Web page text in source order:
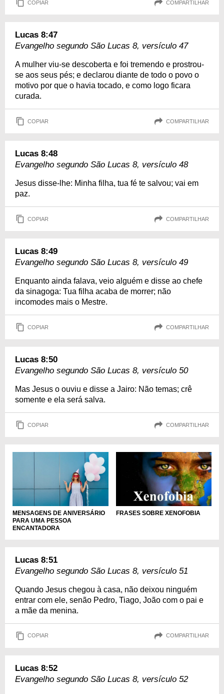
COPIAR COMPARTILHAR
Lucas 8:47
Evangelho segundo São Lucas 8, versículo 47
A mulher viu-se descoberta e foi tremendo e prostrou-
se aos seus pés; e declarou diante de todo o povo o
motivo por que o havia tocado, e como logo ficara
curada.
COPIAR COMPARTILHAR
Lucas 8:48
Evangelho segundo São Lucas 8, versículo 48
Jesus disse-lhe: Minha filha, tua fé te salvou; vai em
paz.
COPIAR COMPARTILHAR
Lucas 8:49
Evangelho segundo São Lucas 8, versículo 49
Enquanto ainda falava, veio alguém e disse ao chefe
da sinagoga: Tua filha acaba de morrer; não
incomodes mais o Mestre.
COPIAR COMPARTILHAR
Lucas 8:50
Evangelho segundo São Lucas 8, versículo 50
Mas Jesus o ouviu e disse a Jairo: Não temas; crê
somente e ela será salva.
COPIAR COMPARTILHAR
MENSAGENS DE ANIVERSÁRIO
PARA UMA PESSOA
ENCANTADORA
FRASES SOBRE XENOFOBIA
Lucas 8:51
Evangelho segundo São Lucas 8, versículo 51
Quando Jesus chegou à casa, não deixou ninguém
entrar com ele, senão Pedro, Tiago, João com o pai e
a mãe da menina.
COPIAR COMPARTILHAR
Lucas 8:52
Evangelho segundo São Lucas 8, versículo 52